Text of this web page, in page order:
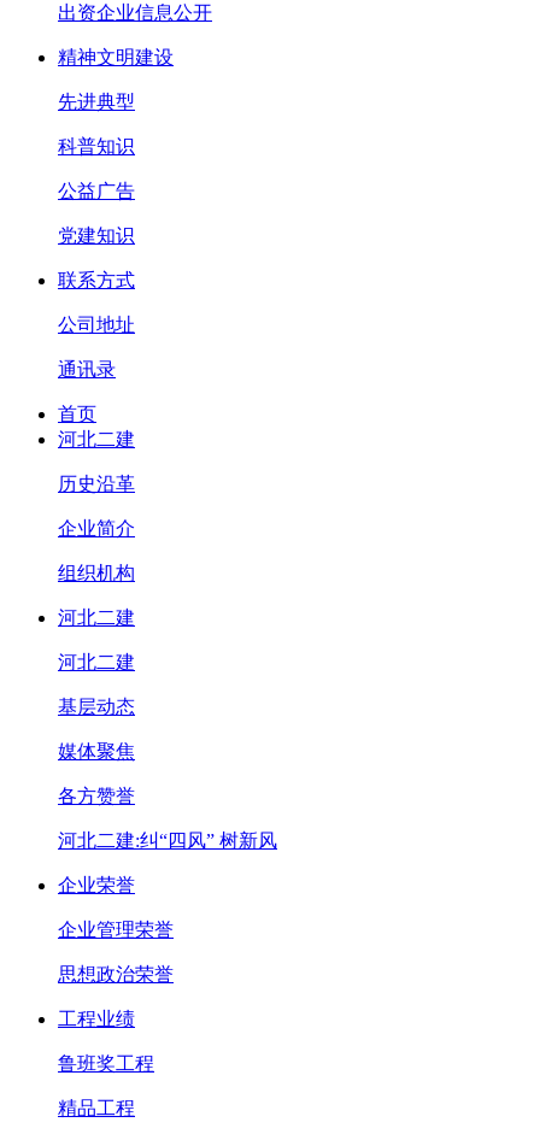
出资企业信息公开
精神文明建设
先进典型
科普知识
公益广告
党建知识
联系方式
公司地址
通讯录
首页
河北二建
历史沿革
企业简介
组织机构
河北二建
河北二建
基层动态
媒体聚焦
各方赞誉
河北二建:纠“四风” 树新风
企业荣誉
企业管理荣誉
思想政治荣誉
工程业绩
鲁班奖工程
精品工程